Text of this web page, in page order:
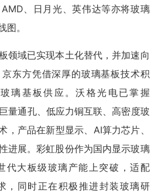
、日月光、英伟达等亦将玻璃
图。
领域已实现本土化替代，并加速向
东方凭借深厚的玻璃基板技术积
璃基板供应。沃格光电已掌握
量通孔、低应力铜互联、高密度玻
，产品在新型显示、AI算力芯片、
进展。彩虹股份作为国内显示玻璃
代大板级玻璃产能上突破，适配
，同时正在积极推进封装玻璃研